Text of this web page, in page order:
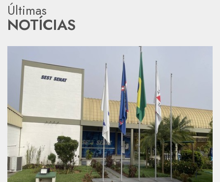
Últimas
NOTÍCIAS